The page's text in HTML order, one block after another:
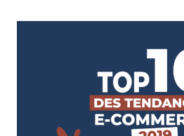
DE
LANCER
VOTRE
PROJET
E-
COMMERCE